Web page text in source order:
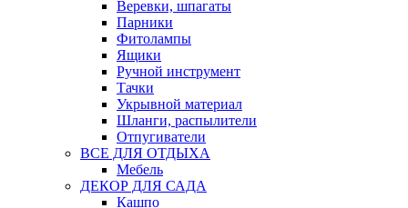
Веревки, шпагаты
Парники
Фитолампы
Ящики
Ручной инструмент
Тачки
Укрывной материал
Шланги, распылители
Отпугиватели
ВСЕ ДЛЯ ОТДЫХА
Мебель
ДЕКОР ДЛЯ САДА
Кашпо